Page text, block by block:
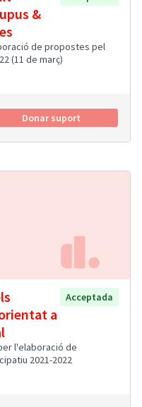
&
de propostes pel
(11 de març)
Donar suport
a
Acceptada
l'elaboració de
2021-2022